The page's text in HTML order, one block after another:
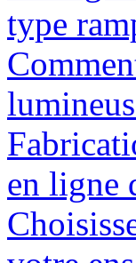
type
en ligne